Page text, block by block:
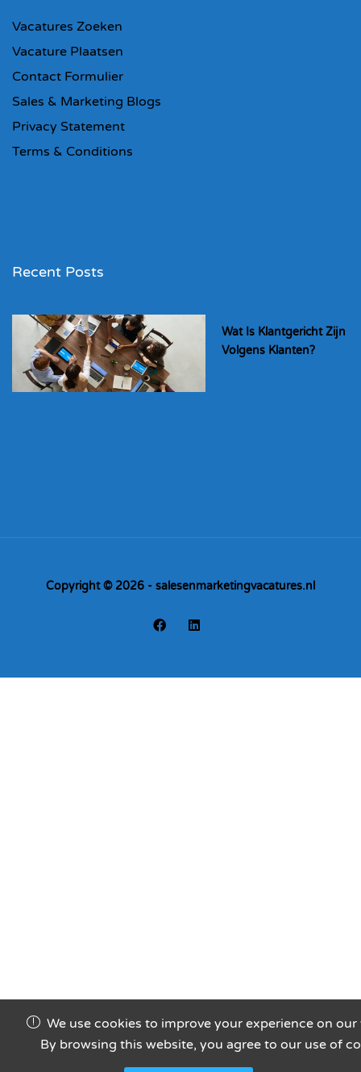
Vacatures Zoeken
Vacature Plaatsen
Contact Formulier
Sales & Marketing Blogs
Privacy Statement
Terms & Conditions
Recent Posts
Wat Is Klantgericht Zijn
Volgens Klanten?
Copyright © 2026 - salesenmarketingvacatures.nl
We use cookies to improve your experience on our
By browsing this website, you agree to our use of